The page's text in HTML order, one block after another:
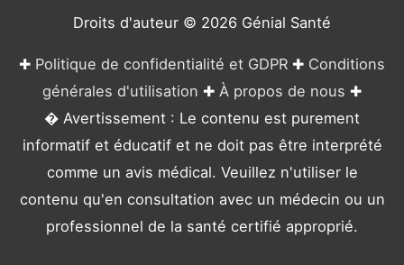
Droits d'auteur © 2026 Génial Santé
✚ Politique de confidentialité et GDPR ✚ Conditions
générales d'utilisation ✚ À propos de nous ✚
� Avertissement : Le contenu est purement
informatif et éducatif et ne doit pas être interprété
comme un avis médical. Veuillez n'utiliser le
contenu qu'en consultation avec un médecin ou un
professionnel de la santé certifié approprié.